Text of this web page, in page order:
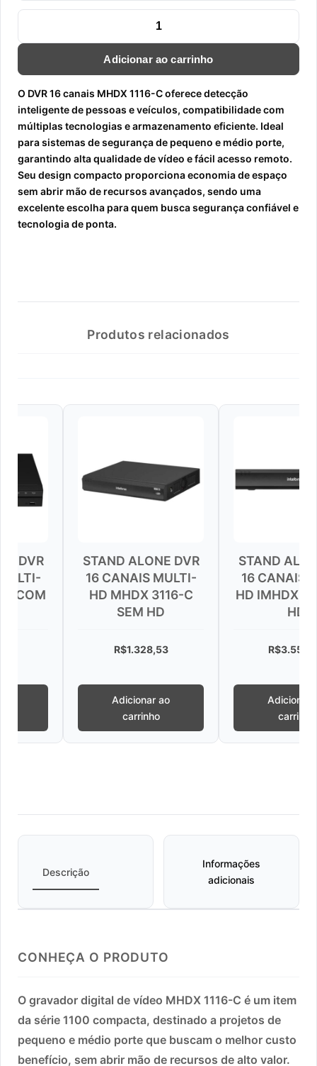
STAND ALONE DVR 16 CANAIS MULTI-HD MHDX 1116-C SEM
Adicionar ao carrinho
O DVR 16 canais MHDX 1116-C oferece detecção
inteligente de pessoas e veículos, compatibilidade com
múltiplas tecnologias e armazenamento eficiente. Ideal
para sistemas de segurança de pequeno e médio porte,
garantindo alta qualidade de vídeo e fácil acesso remoto.
Seu design compacto proporciona economia de espaço
sem abrir mão de recursos avançados, sendo uma
excelente escolha para quem busca segurança confiável e
tecnologia de ponta.
Produtos relacionados
STAND ALONE DVR
16 CANAIS MULTI-
HD MHDX 3116-C
STAND ALONE DVR
16 CANAIS MULTI-
HD IMHDX 5116 SEM
Descrição
Informações
adicionais
CONHEÇA O PRODUTO
O gravador digital de vídeo MHDX 1116-C é um item
da série 1100 compacta, destinado a projetos de
pequeno e médio porte que buscam o melhor custo
benefício, sem abrir mão de recursos de alto valor.